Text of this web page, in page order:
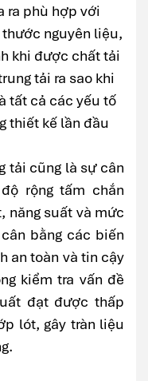
ra phù hợp với
nguyên liệu,
khi được chất tải
tải ra sao khi
tất cả các yếu tố
thiết kế lần đầu
tải cũng là sự cân
rộng tấm chắn
năng suất và mức
bằng các biến
an toàn và tin cậy
kiểm tra vấn đề
đạt được thấp
lót, gây tràn liệu